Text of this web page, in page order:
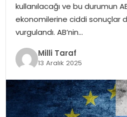
kullanılacağı ve bu durumun
ekonomilerine ciddi sonuçlar
vurgulandı. AB’nin…
Milli Taraf
13 Aralık 2025